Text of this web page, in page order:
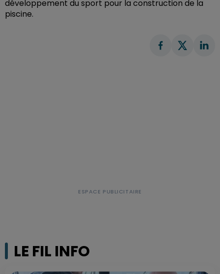
développement du sport pour la construction de la
piscine.
LE FIL INFO